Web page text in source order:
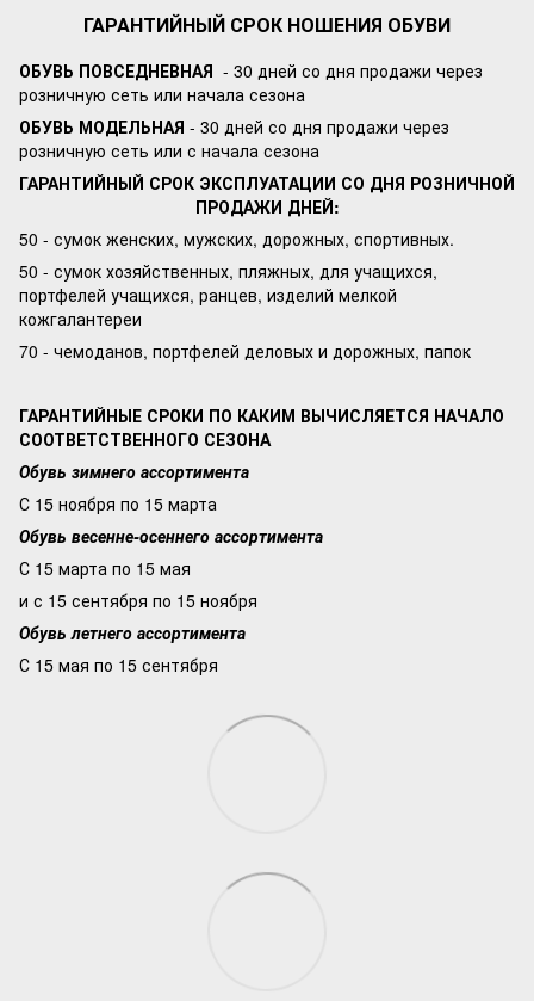
ГАРАНТИЙНЫЙ СРОК НОШЕНИЯ ОБУВИ
ОБУВЬ ПОВСЕДНЕВНАЯ - 30 дней со дня продажи через
розничную сеть или начала сезона
ОБУВЬ МОДЕЛЬНАЯ - 30 дней со дня продажи через
розничную сеть или с начала сезона
ГАРАНТИЙНЫЙ СРОК ЭКСПЛУАТАЦИИ СО ДНЯ РОЗНИЧНОЙ
ПРОДАЖИ ДНЕЙ:
50 - сумок женских, мужских, дорожных, спортивных.
50 - сумок хозяйственных, пляжных, для учащихся,
портфелей учащихся, ранцев, изделий мелкой
кожгалантереи
70 - чемоданов, портфелей деловых и дорожных, папок
ГАРАНТИЙНЫЕ СРОКИ ПО КАКИМ ВЫЧИСЛЯЕТСЯ НАЧАЛО
СООТВЕТСТВЕННОГО СЕЗОНА
Обувь зимнего ассортимента
С 15 ноября по 15 марта
Обувь весенне-осеннего ассортимента
С 15 марта по 15 мая
и с 15 сентября по 15 ноября
Обувь летнего ассортимента
С 15 мая по 15 сентября